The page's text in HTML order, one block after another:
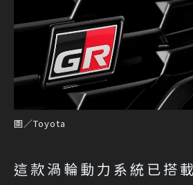
圖／Toyota
這款渦輪動力系統已搭